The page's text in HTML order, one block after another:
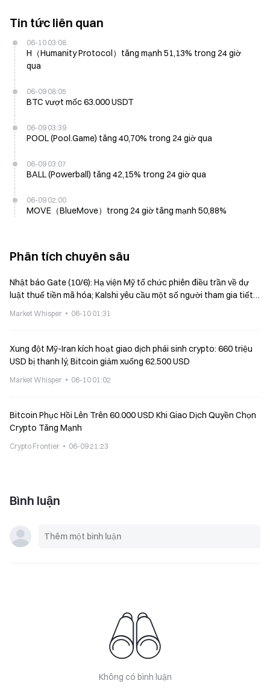
Tin tức liên quan
06-10 03:08
H（Humanity Protocol）tăng mạnh 51,13% trong 24 giờ
qua
06-09 08:05
BTC vượt mốc 63.000 USDT
06-09 03:39
POOL (Pool.Game) tăng 40,70% trong 24 giờ qua
06-09 03:07
BALL (Powerball) tăng 42,15% trong 24 giờ qua
06-09 02:00
MOVE（BlueMove）trong 24 giờ tăng mạnh 50,88%
Phân tích chuyên sâu
Nhật báo Gate (10/6): Hạ viện Mỹ tổ chức phiên điều trần về dự
luật thuế tiền mã hóa; Kalshi yêu cầu một số người tham gia tiết
Market Whisper 06-10 01:31
Xung đột Mỹ-Iran kích hoạt giao dịch phái sinh crypto: 660 triệu
USD bị thanh lý, Bitcoin giảm xuống 62.500 USD
Market Whisper 06-10 01:02
Bitcoin Phục Hồi Lên Trên 60.000 USD Khi Giao Dịch Quyền Chọn
Crypto Tăng Mạnh
Crypto Frontier 06-09 21:23
Bình luận
Không có bình luận